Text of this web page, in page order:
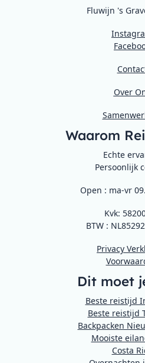
Fluwijn 's
Over
Waarom
Echte
Persoonlijk
Open : ma-vr
Kvk:
BTW :
Privacy
Dit moet
Beste reistijd
Beste reistijd
Backpacken
Mooiste
Costa